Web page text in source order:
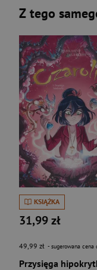
Z tego
KSIĄŻKA
31,99 zł
49,99 zł - sugerowana cena